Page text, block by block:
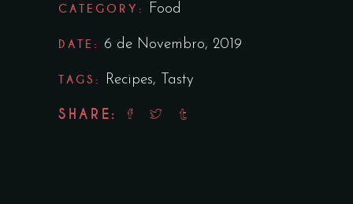
CATEGORY: Food
DATE: 6 de Novembro, 2019
TAGS: Recipes, Tasty
SHARE: